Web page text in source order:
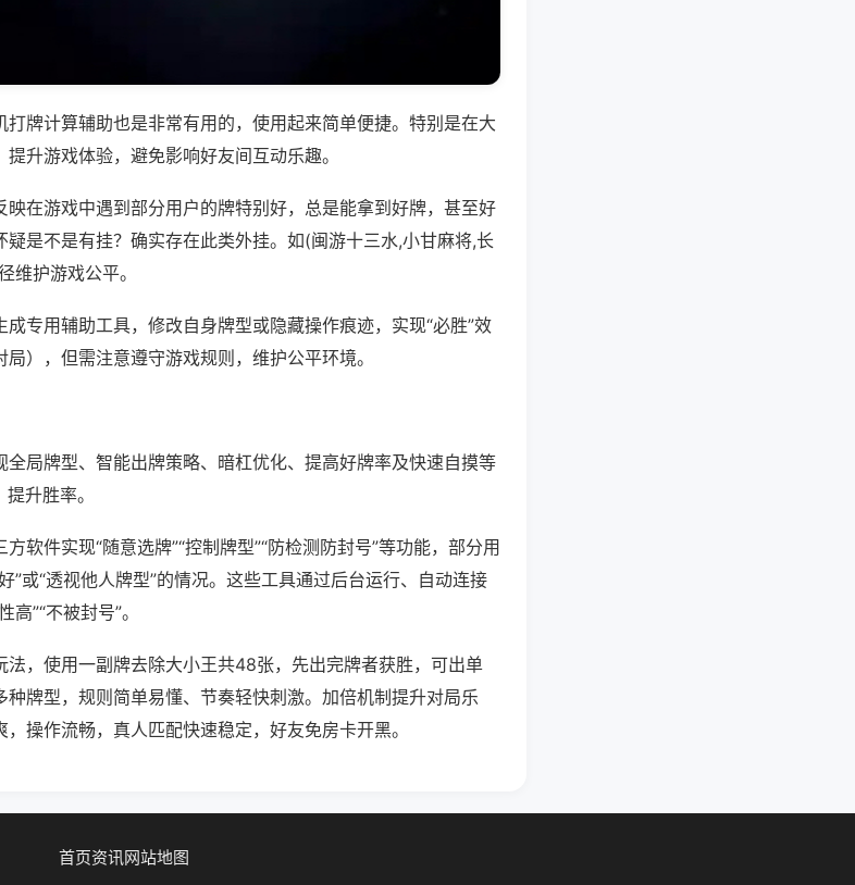
牌计算辅助也是非常有用的，使用起来简单便捷。特别是在大
升游戏体验，避免影响好友间互动乐趣。
在游戏中遇到部分用户的牌特别好，总是能拿到好牌，甚至好
是不是有挂？确实存在此类外挂。如(闽游十三水,小甘麻将,长
维护游戏公平。
专用辅助工具，修改自身牌型或隐藏操作痕迹，实现“必胜”效
），但需注意遵守游戏规则，维护公平环境。
局牌型、智能出牌策略、暗杠优化、提高好牌率及快速自摸等
升胜率。
软件实现“随意选牌”“控制牌型”“防检测防封号”等功能，部分用
”或“透视他人牌型”的情况。这些工具通过后台运行、自动连接
”“不被封号”。
，使用一副牌去除大小王共48张，先出完牌者获胜，可出单
牌型，规则简单易懂、节奏轻快刺激。加倍机制提升对局乐
操作流畅，真人匹配快速稳定，好友免房卡开黑。
首页资讯网站地图